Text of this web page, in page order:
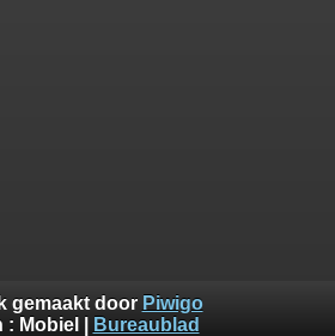
gemaakt door Piwigo
: Mobiel Bureaublad